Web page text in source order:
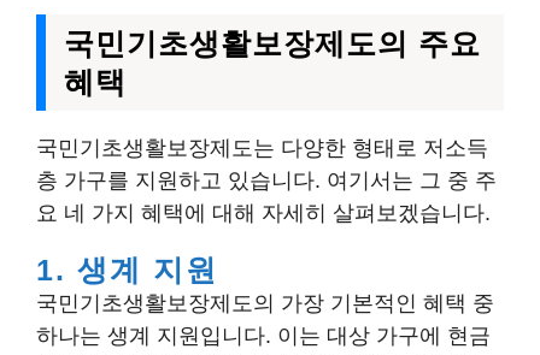
국민기초생활보장제도의 주요
혜택
국민기초생활보장제도는 다양한 형태로 저소득
층 가구를 지원하고 있습니다. 여기서는 그 중 주
요 네 가지 혜택에 대해 자세히 살펴보겠습니다.
1. 생계 지원
국민기초생활보장제도의 가장 기본적인 혜택 중
하나는 생계 지원입니다. 이는 대상 가구에 현금